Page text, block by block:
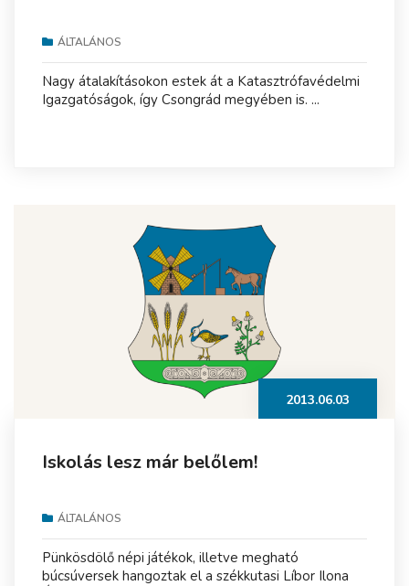
ÁLTALÁNOS
Nagy átalakításokon estek át a Katasztrófavédelmi
Igazgatóságok, így Csongrád megyében is. ...
2013.06.03
Iskolás lesz már belőlem!
ÁLTALÁNOS
Pünkösdölő népi játékok, illetve megható
búcsúversek hangoztak el a székkutasi Líbor Ilona